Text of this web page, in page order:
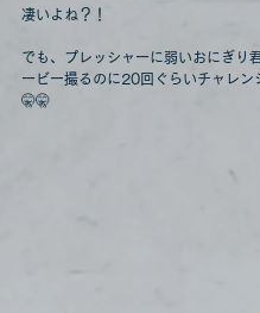
凄いよね？！
でも、プレッシャーに弱いおにぎり
ービー撮るのに20回ぐらいチャレン
🤫🤫